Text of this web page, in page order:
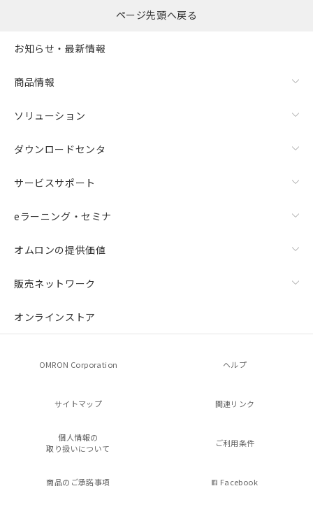
ページ先頭へ戻る
お知らせ・最新情報
商品情報
ソリューション
ダウンロードセンタ
サービスサポート
eラーニング・セミナ
オムロンの提供価値
販売ネットワーク
オンラインストア
OMRON Corporation ヘルプ
サイトマップ 関連リンク
個人情報の
取り扱いについて
ご利用条件
商品のご承諾事項 Facebook